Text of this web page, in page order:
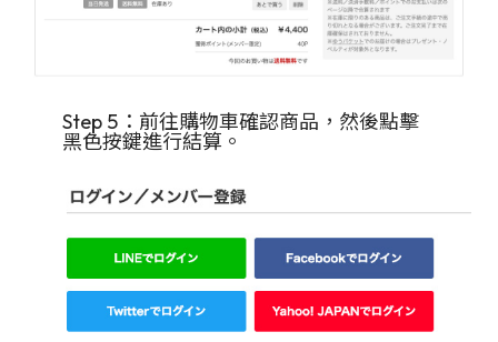
Step 5：前往購物車確認商品，然後點擊
黑色按鍵進行結算。